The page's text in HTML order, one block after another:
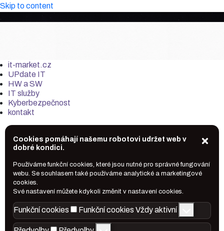
Skip to content
it-market.cz
UPdate IT
HW a SW
IT služby
Kyberbezpečnost
kontakt
Cookies pomáhají našemu robotovi udržet web v
dobré kondici.
Používáme funkční cookies, které jsou nutné pro správné fungování
webu. Se souhlasem také používáme analytické a marketingové
cookies.
Své nastavení můžete kdykoli změnit v nastavení cookies.
Funkční cookies Funkční cookies Vždy aktivní